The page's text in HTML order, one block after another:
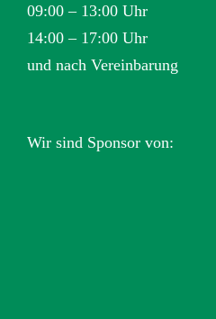
09:00 – 13:00 Uhr
14:00 – 17:00 Uhr
und nach Vereinbarung
Wir sind Sponsor von: